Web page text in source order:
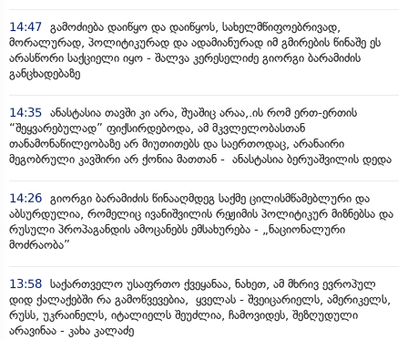
14:47 გამოძიება დაიწყო და დაიწყოს, სახელმწიფოებრივად,
მორალურად, პოლიტიკურად და ადამიანურად იმ გმირების წინაშე ეს
არასწორი საქციელი იყო - შალვა კერესელიძე გიორგი ბარამიძის
განცხადებაზე
14:35 ანასტასია თავში კი არა, შუაშიც არაა,.ის რომ ერთ-ერთის
“შეყვარებულად” ფიქსირდებოდა, ამ მკვლელობასთან
თანამონაწილეობაზე არ მიუთითებს და საერთოდაც, არანაირი
მეგობრული კავშირი არ ქონია მათთან - ანასტასია ბერუაშვილის დედა
14:26 გიორგი ბარამიძის წინააღმდეგ საქმე ცილისმწამებლური და
აბსურდულია, რომელიც ივანიშვილის რეჟიმის პოლიტიკურ მიზნებსა და
რუსული პროპაგანდის ამოცანებს ემსახურება - „ნაციონალური
მოძრაობა”
13:58 საქართველო უსაფრთო ქვეყანაა, ნახეთ, ამ მხრივ ევროპულ
დიდ ქალაქებში რა გამოწვევებია, ყველას - შვეიცარიელს, ამერიკელს,
რუსს, უკრაინელს, იტალიელს შეუძლია, ჩამოვიდეს, შეზღუდული
არავინაა - კახა კალაძე